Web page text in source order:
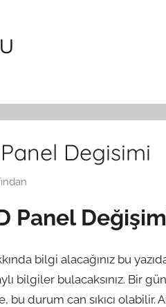
Degisimi
Panel
bilgi alacağınız bu
bulacaksınız. Bir gün
durum can sıkıcı